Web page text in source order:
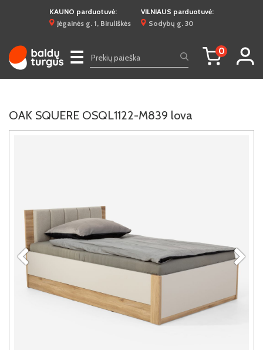
KAUNO parduotuvė:
Jėgainės g. 1, Biruliškės
VILNIAUS parduotuvė:
Sodybų g. 30
☰ 0
OAK SQUERE OSQL1122-M839 lova